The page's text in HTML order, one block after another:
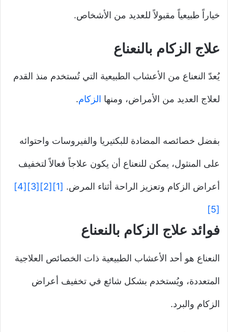
خياراً طبيعياً مقبولاً للعديد من الأشخاص.
علاج الزكام بالنعناع
يُعدّ النعناع من الأعشاب الطبيعية التي تُستخدم منذ القدم
لعلاج العديد من الأمراض، ومنها الزكام.
بفضل خصائصه المضادة للبكتيريا والفيروسات واحتوائه
على المنثول، يمكن للنعناع أن يكون علاجاً فعالاً لتخفيف
أعراض الزكام وتعزيز الراحة أثناء المرض. [1]
[2]
[3]
[4]
[5]
فوائد علاج الزكام بالنعناع
النعناع هو أحد الأعشاب الطبيعية ذات الخصائص العلاجية
المتعددة، ويُستخدم بشكل شائع في تخفيف أعراض
الزكام والبرد.